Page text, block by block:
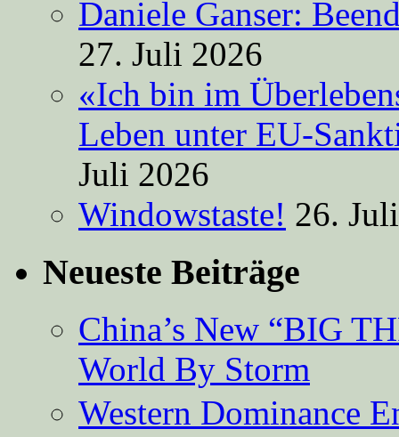
Daniele Ganser:
27. Juli 2026
«Ich bin im
Leben unter EU-
Juli 2026
Windowstaste! 26.
Neueste Beiträge
China’s New “BIG
World By Storm
Western Dominance